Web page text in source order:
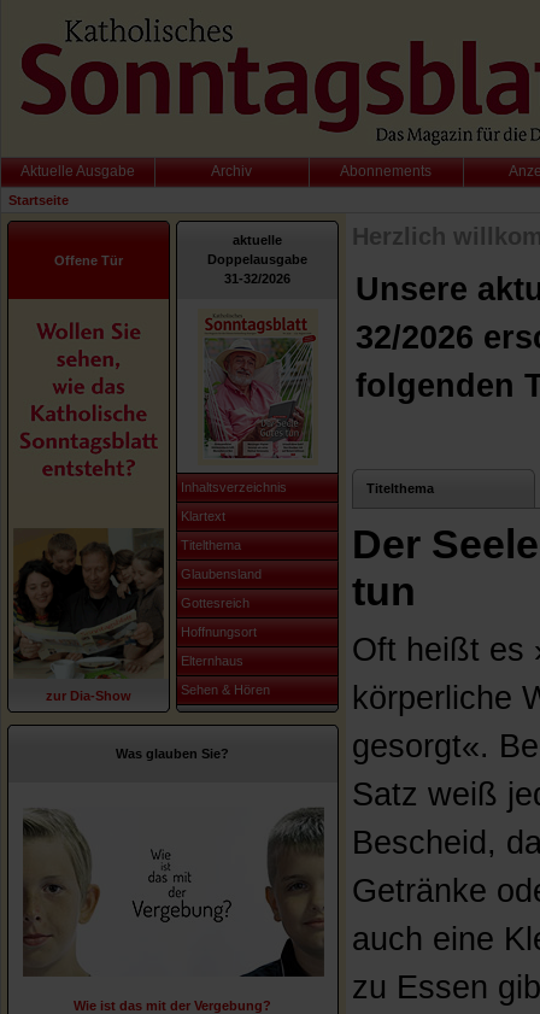
Aktuelle Ausgabe Archiv Abonnements
Startseite
Offene Tür
zur Dia-Show
aktuelle
Doppelausgabe
31-32/2026
Inhaltsverzeichnis
Klartext
Titelthema
Glaubensland
Gottesreich
Hoffnungsort
Elternhaus
Sehen & Hören
Was glauben Sie?
Wie ist das mit der Vergebung?
Herzlich
Unsere
32/2026
folgenden
Titelthema
Der
tun
Oft heißt es
körperliche
gesorgt«.
Satz weiß
Bescheid,
Getränke
auch eine
zu Essen